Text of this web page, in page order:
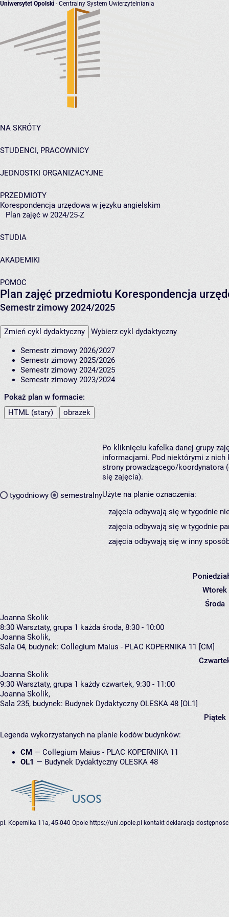
Uniwersytet Opolski - Centralny System Uwierzytelniania
NA SKRÓTY
STUDENCI, PRACOWNICY
JEDNOSTKI ORGANIZACYJNE
PRZEDMIOTY
Korespondencja urzędowa w języku angielskim
Plan zajęć w 2024/25-Z
STUDIA
AKADEMIKI
POMOC
Plan zajęć przedmiotu Korespondencja
Semestr zimowy 2024/2025
Zmień cykl dydaktyczny Wybierz cykl dydaktyczny
Semestr zimowy 2026/2027
Semestr zimowy 2025/2026
Semestr zimowy 2024/2025
Semestr zimowy 2023/2024
Pokaż plan w formacie:
HTML (stary)
obrazek
tygodniowy semestralny
Po kliknięciu kafelka danej grupy
informacjami. Pod niektórymi z nich
strony prowadzącego/koordynatora
się zajęcia).
Użyte na planie oznaczenia:
zajęcia odbywają się w tygodnie
zajęcia odbywają się w tygodnie
zajęcia odbywają się w inny
Wtorek
Środa
Joanna Skolik
8:30 Warsztaty, grupa 1 każda środa, 8:30 - 10:00
Joanna Skolik,
Sala 04, budynek: Collegium Maius - PLAC KOPERNIKA 11 [CM]
Joanna Skolik
9:30 Warsztaty, grupa 1 każdy czwartek, 9:30 - 11:00
Joanna Skolik,
Sala 235, budynek: Budynek Dydaktyczny OLESKA 48 [OL1]
Piątek
Legenda wykorzystanych na planie kodów budynków:
CM — Collegium Maius - PLAC KOPERNIKA 11
OL1 — Budynek Dydaktyczny OLESKA 48
pl. Kopernika 11a, 45-040 Opole https://uni.opole.pl kontakt deklaracja